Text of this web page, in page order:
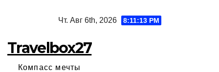
Чт. Авг 6th, 2026 8:11:14 PM
Travelbox27
Компасс мечты